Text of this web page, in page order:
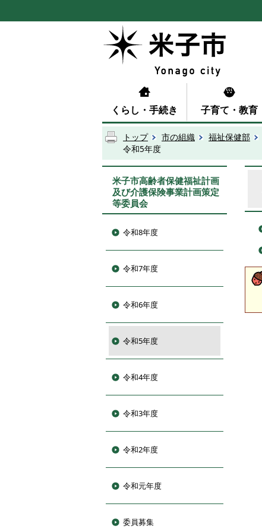
くらし・手続き 子育て・教育
トップ 市の組織 福祉保健部
令和5年度
米子市高齢者保健福祉計画
及び介護保険事業計画策定
等委員会
令和8年度
令和7年度
令和6年度
令和5年度
令和4年度
令和3年度
令和2年度
令和元年度
委員募集